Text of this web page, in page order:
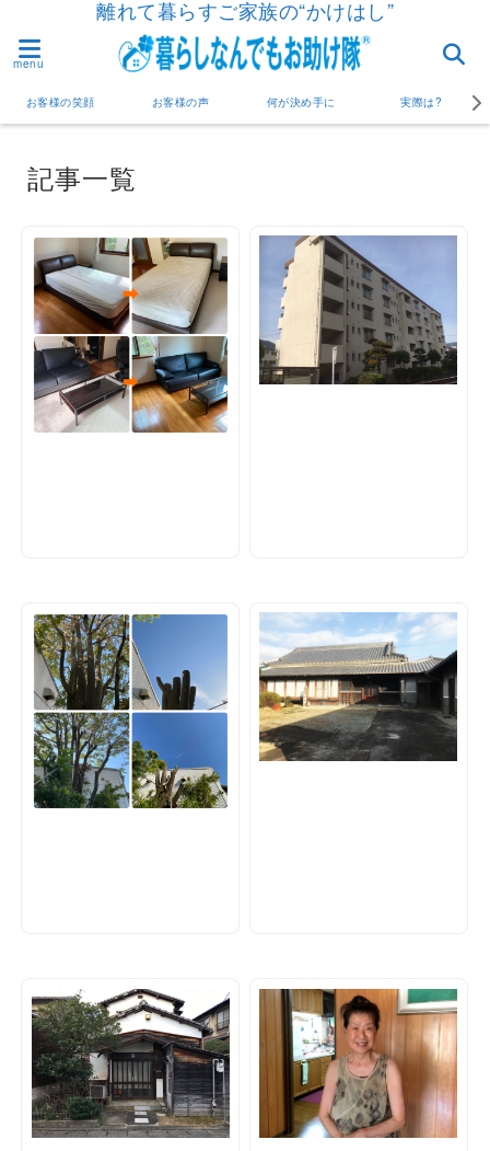
離れて暮らすご家族の“かけはし”
menu
お客様の笑顔 お客様の声 何が決め手に 実際は?
記事一覧